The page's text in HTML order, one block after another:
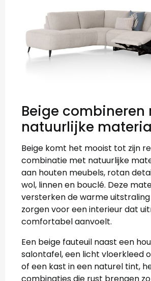
Beige combineren
natuurlijke
Beige komt het mooist tot zijn
combinatie met natuurlijke
aan houten meubels, rotan
wol, linnen en bouclé. Deze
versterken de warme
zorgen voor een interieur dat
comfortabel aanvoelt.
Een beige fauteuil naast een
salontafel, een licht vloerkleed
of een kast in een naturel tint,